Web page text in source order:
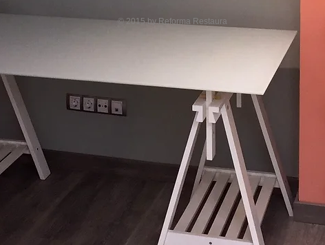
© 2015 by Reforma Restaura